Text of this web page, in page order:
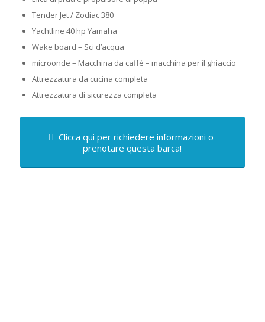
Tender Jet / Zodiac 380
Yachtline 40 hp Yamaha
Wake board – Sci d’acqua
microonde – Macchina da caffè – macchina per il ghiaccio
Attrezzatura da cucina completa
Attrezzatura di sicurezza completa
Clicca qui per richiedere informazioni o
prenotare questa barca!